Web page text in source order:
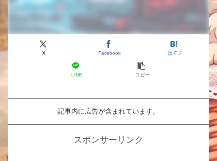
X Facebook はてブ
LINE コピー
記事内に広告が含まれています。
スポンサーリンク